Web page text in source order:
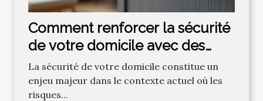
Comment renforcer la sécurité
de votre domicile avec des
serrures modernes ?
La sécurité de votre domicile constitue un
enjeu majeur dans le contexte actuel où les
risques...